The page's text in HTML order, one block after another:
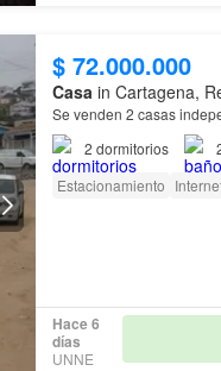
$ 72.000.000
Casa in Cartagena,
Se venden 2 casas
2 dormitorios
Estacionamiento
Hace 6
días
UNNE